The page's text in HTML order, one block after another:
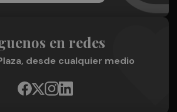
en redes
desde cualquier medio